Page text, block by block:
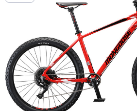
Добавляйте товары
в корзину
Оплачивайте сегодня только